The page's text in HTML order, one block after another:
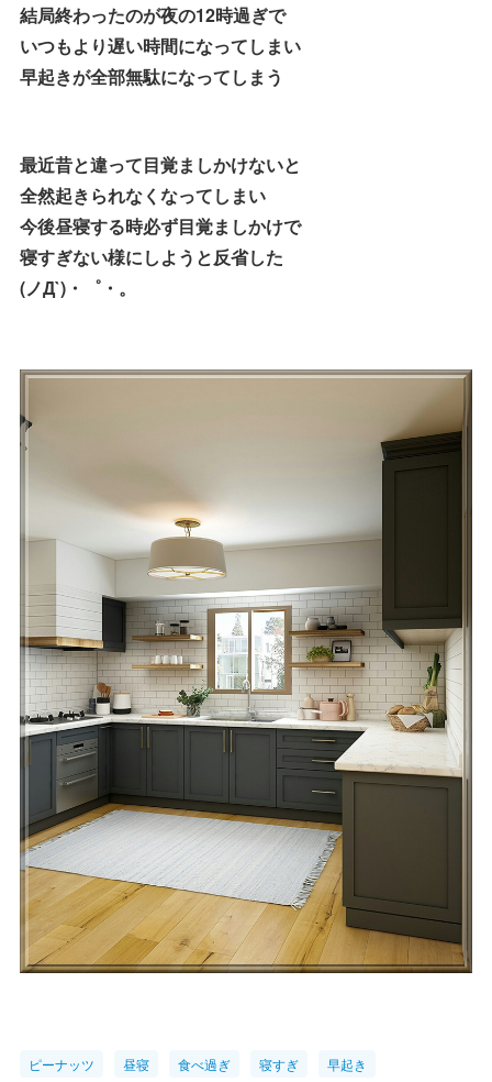
結局終わったのが夜の12時過ぎで
いつもより遅い時間になってしまい
早起きが全部無駄になってしまう
最近昔と違って目覚ましかけないと
全然起きられなくなってしまい
今後昼寝する時必ず目覚ましかけで
寝すぎない様にしようと反省した
(ノД`)・゜・。
ピーナッツ 昼寝 食べ過ぎ 寝すぎ 早起き